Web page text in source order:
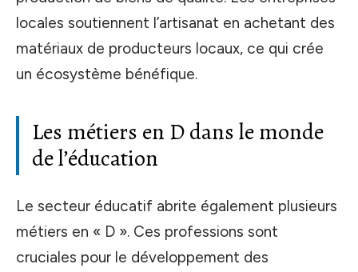
locales soutiennent l’artisanat en achetant des
matériaux de producteurs locaux, ce qui crée
un écosystème bénéfique.
Les métiers en D dans le monde
de l’éducation
Le secteur éducatif abrite également plusieurs
métiers en « D ». Ces professions sont
cruciales pour le développement des